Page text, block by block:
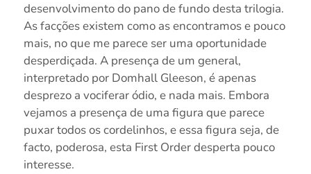
desenvolvimento do pano de fundo desta trilogia.
As facções existem como as encontramos e pouco
mais, no que me parece ser uma oportunidade
desperdiçada. A presença de um general,
interpretado por Domhall Gleeson, é apenas
desprezo a vociferar ódio, e nada mais. Embora
vejamos a presença de uma figura que parece
puxar todos os cordelinhos, e essa figura seja, de
facto, poderosa, esta First Order desperta pouco
interesse.